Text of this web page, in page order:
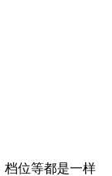
档位等都是一样